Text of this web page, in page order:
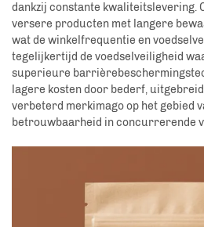
dankzij constante kwaliteitslevering.
versere producten met langere
wat de winkelfrequentie en
tegelijkertijd de voedselveiligheid
superieure
lagere kosten door bederf,
verbeterd merkimago op het gebied
betrouwbaarheid in concurrerende